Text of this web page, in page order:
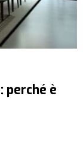
perché è